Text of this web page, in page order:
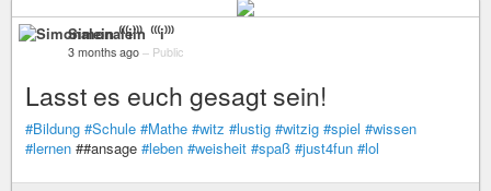
Simonalein ⁽⁽⁽i⁾⁾⁾
3 months ago – Public
Lasst es euch gesagt sein!
#Bildung #Schule #Mathe #witz #lustig #witzig #spiel #wissen
#lernen ##ansage #leben #weisheit #spaß #just4fun #lol